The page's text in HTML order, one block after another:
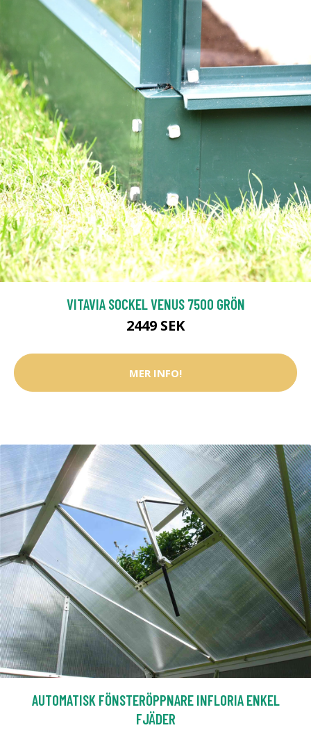
VITAVIA SOCKEL VENUS 7500 GRÖN
2449 SEK
MER INFO!
AUTOMATISK FÖNSTERÖPPNARE INFLORIA ENKEL
FJÄDER